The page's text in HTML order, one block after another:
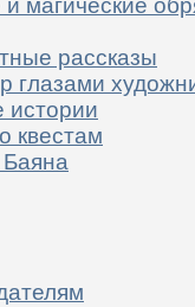
и магические
рассказы
глазами
квестам